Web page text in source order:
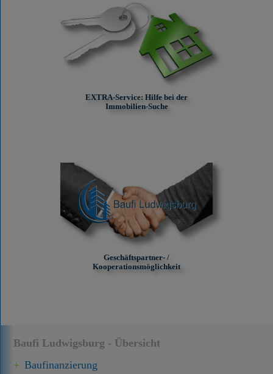
Baufi Ludwigsburg - Übersicht
Baufinanzierung
EXTRA-Service: Hilfe bei der
Immobilien-Suche
Geschäftspartner- /
Kooperationsmöglichkeit